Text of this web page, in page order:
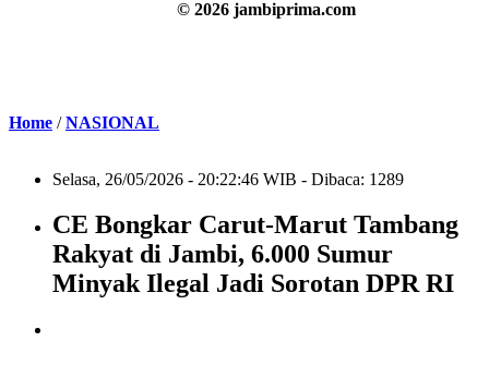
© 2026 jambiprima.com
Home /NASIONAL
Selasa, 26/05/2026 - 20:22:46 WIB - Dibaca: 1289
CE Bongkar Carut-Marut Tambang
Rakyat di Jambi, 6.000 Sumur
Minyak Ilegal Jadi Sorotan DPR RI